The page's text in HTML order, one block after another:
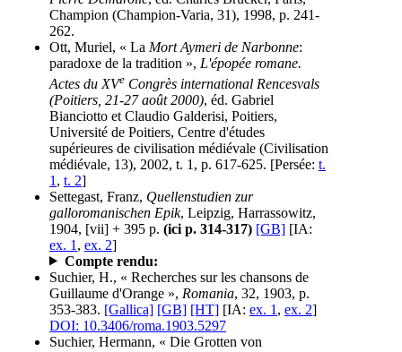
Champion (Champion-Varia, 31), 1998, p. 241-
262.
Ott, Muriel, « La Mort Aymeri de Narbonne:
paradoxe de la tradition », L'épopée romane.
Actes du XVe Congrès international Rencesvals
(Poitiers, 21-27 août 2000), éd. Gabriel
Bianciotto et Claudio Galderisi, Poitiers,
Université de Poitiers, Centre d'études
supérieures de civilisation médiévale (Civilisation
médiévale, 13), 2002, t. 1, p. 617-625. [Persée: t.
1 , t. 2]
Settegast, Franz, Quellenstudien zur
galloromanischen Epik, Leipzig, Harrassowitz,
1904, [vii] + 395 p. (ici p. 314-317) [GB] [IA:
ex. 1 , ex. 2]
Compte rendu:
Suchier, H., « Recherches sur les chansons de
Guillaume d'Orange », Romania, 32, 1903, p.
353-383. [Gallica] [GB] [HT] [IA: ex. 1 , ex. 2]
DOI: 10.3406/roma.1903.5297
Suchier, Hermann, « Die Grotten von